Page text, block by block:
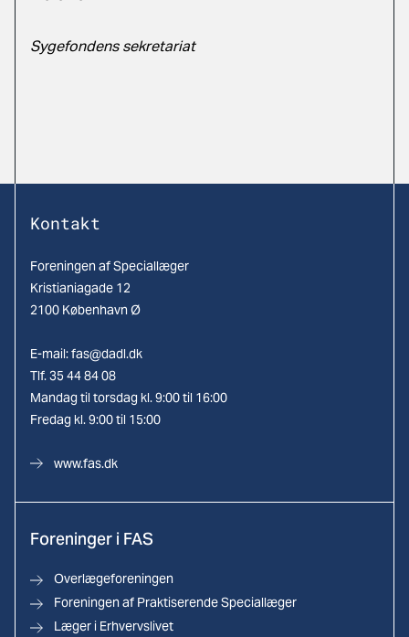
Sygefondens sekretariat
Kontakt
Foreningen af Speciallæger
Kristianiagade 12
2100 København Ø
E-mail:fas@dadl.dk
Tlf. 35 44 84 08
Mandag til torsdag kl. 9:00 til 16:00
Fredag kl. 9:00 til 15:00
www.fas.dk
Foreninger i FAS
Overlægeforeningen
Foreningen af Praktiserende Speciallæger
Læger i Erhvervslivet